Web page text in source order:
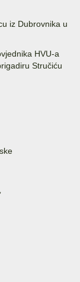
iz Dubrovnika u
HVU-a
Stručiću